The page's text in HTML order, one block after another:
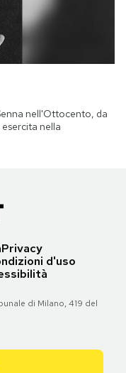
nell'Ottocento, da
nella
Privacy
d'uso
di Milano, 419 del